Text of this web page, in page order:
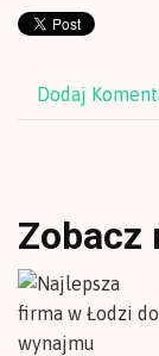
Dodaj
Zobacz